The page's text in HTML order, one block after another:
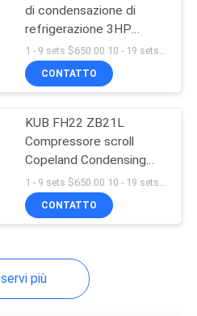
di
di condensazione di
refrigerazione 3HP
Compressore a rotolo
Unità di condensazione di
Copeland
1 - 9 sets $650.00 10 - 19 sets $600.00 >= 20 sets $580.00 MOQ:1 set
CONTATTO
KUB FH22 ZB21L
Compressore scroll
Copeland Condensing
Unit Camera fredda 3HP
Condensing Unit
1 - 9 sets $650.00 10 - 19 sets $600.00 >= 20 sets $580.00 MOQ:1 set
CONTATTO
più